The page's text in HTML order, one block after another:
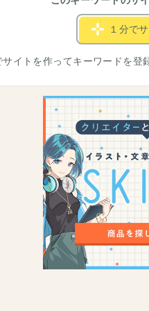
１分で
イトを作ってキーワードを登